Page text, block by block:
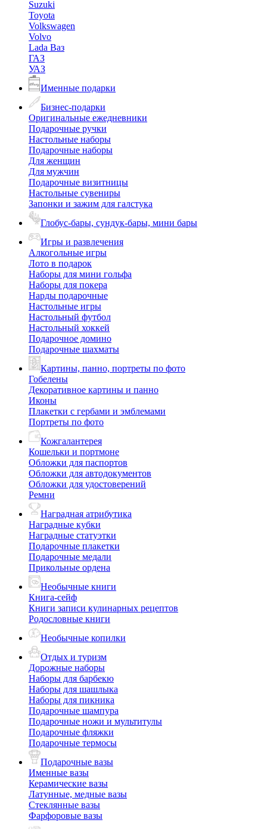
Suzuki
Toyota
Volkswagen
Volvo
Lada Ваз
ГАЗ
УАЗ
Именные подарки
Бизнес-подарки
Оригинальные ежедневники
Подарочные ручки
Настольные наборы
Подарочные наборы
Для женщин
Для мужчин
Подарочные визитницы
Настольные сувениры
Запонки и зажим для галстука
Глобус-бары, сундук-бары, мини бары
Игры и развлечения
Алкогольные игры
Лото в подарок
Наборы для мини гольфа
Наборы для покера
Нарды подарочные
Настольные игры
Настольный футбол
Настольный хоккей
Подарочное домино
Подарочные шахматы
Картины, панно, портреты по фото
Гобелены
Декоративное картины и панно
Иконы
Плакетки с гербами и эмблемами
Портреты по фото
Кожгалантерея
Кошельки и портмоне
Обложки для паспортов
Обложки для автодокументов
Обложки для удостоверений
Ремни
Наградная атрибутика
Наградные кубки
Наградные статуэтки
Подарочные плакетки
Подарочные медали
Прикольные ордена
Необычные книги
Книга-сейф
Книги записи кулинарных рецептов
Родословные книги
Необычные копилки
Отдых и туризм
Дорожные наборы
Наборы для барбекю
Наборы для шашлыка
Наборы для пикника
Подарочные шампура
Подарочные ножи и мультитулы
Подарочные фляжки
Подарочные термосы
Подарочные вазы
Именные вазы
Керамические вазы
Латунные, медные вазы
Стеклянные вазы
Фарфоровые вазы